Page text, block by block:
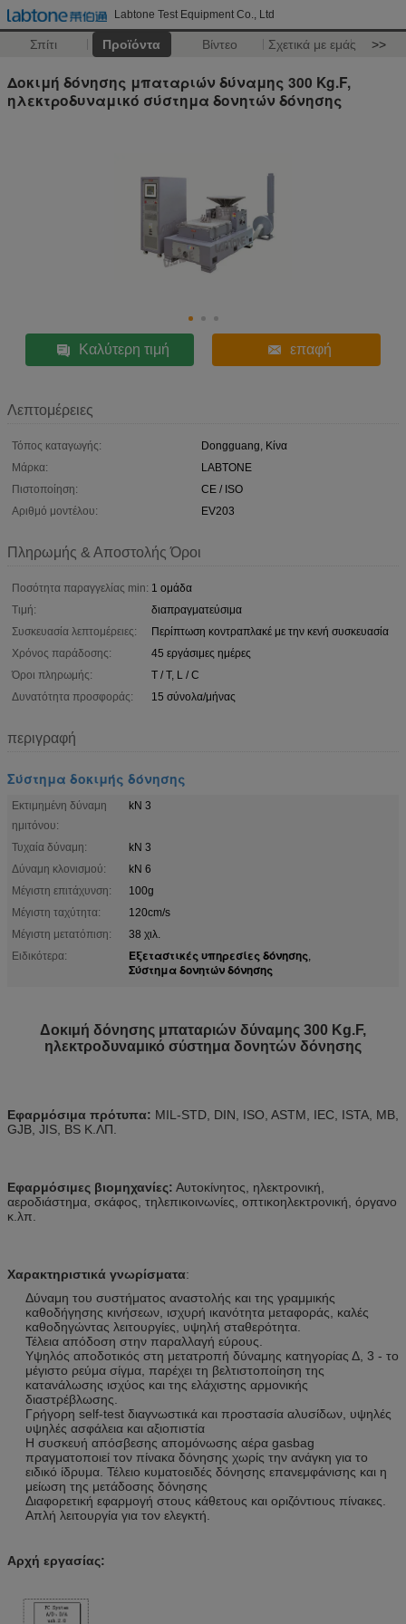
Labtone Test Equipment Co., Ltd
Σπίτι Προϊόντα Βίντεο Σχετικά με εμάς >>
Δοκιμή δόνησης μπαταριών δύναμης 300 Kg.F,
ηλεκτροδυναμικό σύστημα δονητών δόνησης
Καλύτερη τιμή επαφή
Λεπτομέρειες
Τόπος καταγωγής:
Dongguang, Κίνα
Μάρκα:
LABTONE
Πιστοποίηση:
CE / ISO
Αριθμό μοντέλου:
EV203
Πληρωμής & Αποστολής Όροι
Ποσότητα παραγγελίας min: 1 ομάδα
Τιμή:
διαπραγματεύσιμα
Συσκευασία λεπτομέρειες:
Περίπτωση κοντραπλακέ με την κενή συσκευασία
Χρόνος παράδοσης:
45 εργάσιμες ημέρες
Όροι πληρωμής:
T / T, L / C
Δυνατότητα προσφοράς:
15 σύνολα/μήνας
περιγραφή
Σύστημα δοκιμής δόνησης
Εκτιμημένη δύναμη
ημιτόνου:
kN 3
Τυχαία δύναμη:
kN 3
Δύναμη κλονισμού:
kN 6
Μέγιστη επιτάχυνση:
100g
Μέγιστη ταχύτητα:
120cm/s
Μέγιστη μετατόπιση:
38 χιλ.
Ειδικότερα:
Εξεταστικές υπηρεσίες δόνησης,
Σύστημα δονητών δόνησης
Δοκιμή δόνησης μπαταριών δύναμης 300 Kg.F,
ηλεκτροδυναμικό σύστημα δονητών δόνησης
Εφαρμόσιμα πρότυπα: MIL-STD, DIN, ISO, ASTM, IEC, ISTA, ΜΒ,
GJB, JIS, BS Κ.ΛΠ.
Εφαρμόσιμες βιομηχανίες: Αυτοκίνητος, ηλεκτρονική,
αεροδιάστημα, σκάφος, τηλεπικοινωνίες, οπτικοηλεκτρονική, όργανο
κ.λπ.
Χαρακτηριστικά γνωρίσματα:
Δύναμη του συστήματος αναστολής και της γραμμικής
καθοδήγησης κινήσεων, ισχυρή ικανότητα μεταφοράς, καλές
καθοδηγώντας λειτουργίες, υψηλή σταθερότητα.
Τέλεια απόδοση στην παραλλαγή εύρους.
Υψηλός αποδοτικός στη μετατροπή δύναμης κατηγορίας Δ, 3 - το
μέγιστο ρεύμα σίγμα, παρέχει τη βελτιστοποίηση της
κατανάλωσης ισχύος και της ελάχιστης αρμονικής
διαστρέβλωσης.
Γρήγορη self-test διαγνωστικά και προστασία αλυσίδων, υψηλές
υψηλές ασφάλεια και αξιοπιστία
Η συσκευή απόσβεσης απομόνωσης αέρα gasbag
πραγματοποιεί τον πίνακα δόνησης χωρίς την ανάγκη για το
ειδικό ίδρυμα. Τέλειο κυματοειδές δόνησης επανεμφάνισης και η
μείωση της μετάδοσης δόνησης
Διαφορετική εφαρμογή στους κάθετους και οριζόντιους πίνακες.
Απλή λειτουργία για τον ελεγκτή.
Αρχή εργασίας: